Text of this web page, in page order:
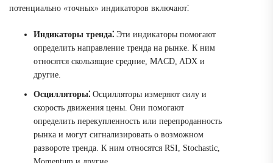
потенциально «точных» индикаторов включают⁚
Индикаторы тренда⁚ Эти индикаторы помогают
определить направление тренда на рынке. К ним
относятся скользящие средние, MACD, ADX и
другие.
Осцилляторы⁚ Осцилляторы измеряют силу и
скорость движения цены. Они помогают
определить перекупленность или перепроданность
рынка и могут сигнализировать о возможном
развороте тренда. К ним относятся RSI, Stochastic,